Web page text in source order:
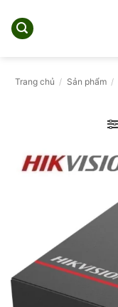
qua
Trang chủ / Sản phẩm /